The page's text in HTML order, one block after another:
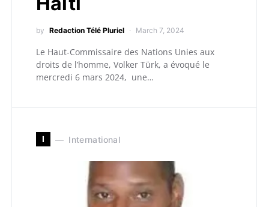
by Redaction Télé Pluriel March 7, 2024
Le Haut-Commissaire des Nations Unies aux
droits de l’homme, Volker Türk, a évoqué le
mercredi 6 mars 2024, une…
I International